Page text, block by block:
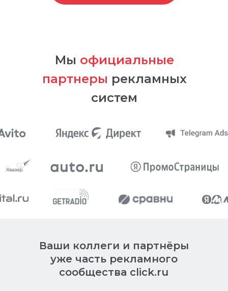
Мы официальные
партнеры рекламных
систем
Ваши коллеги и партнёры
уже часть рекламного
сообщества click.ru